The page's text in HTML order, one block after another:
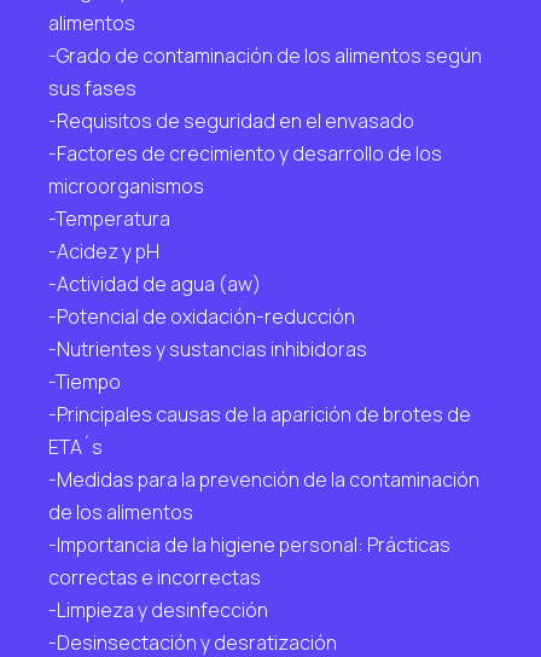
alimentos
-Grado de contaminación de los alimentos según
sus fases
-Requisitos de seguridad en el envasado
-Factores de crecimiento y desarrollo de los
microorganismos
-Temperatura
-Acidez y pH
-Actividad de agua (aw)
-Potencial de oxidación-reducción
-Nutrientes y sustancias inhibidoras
-Tiempo
-Principales causas de la aparición de brotes de
ETA´s
-Medidas para la prevención de la contaminación
de los alimentos
-Importancia de la higiene personal: Prácticas
correctas e incorrectas
-Limpieza y desinfección
-Desinsectación y desratización